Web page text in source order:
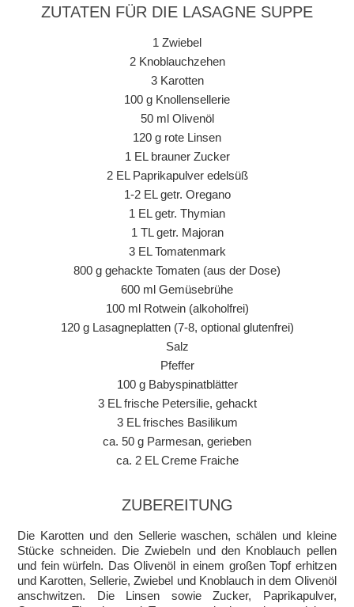
ZUTATEN FÜR DIE LASAGNE SUPPE
1 Zwiebel
2 Knoblauchzehen
3 Karotten
100 g Knollensellerie
50 ml Olivenöl
120 g rote Linsen
1 EL brauner Zucker
2 EL Paprikapulver edelsüß
1-2 EL getr. Oregano
1 EL getr. Thymian
1 TL getr. Majoran
3 EL Tomatenmark
800 g gehackte Tomaten (aus der Dose)
600 ml Gemüsebrühe
100 ml Rotwein (alkoholfrei)
120 g Lasagneplatten (7-8, optional glutenfrei)
Salz
Pfeffer
100 g Babyspinatblätter
3 EL frische Petersilie, gehackt
3 EL frisches Basilikum
ca. 50 g Parmesan, gerieben
ca. 2 EL Creme Fraiche
ZUBEREITUNG
Die Karotten und den Sellerie waschen, schälen und kleine
Stücke schneiden. Die Zwiebeln und den Knoblauch pellen
und fein würfeln. Das Olivenöl in einem großen Topf erhitzen
und Karotten, Sellerie, Zwiebel und Knoblauch in dem Olivenöl
anschwitzen. Die Linsen sowie Zucker, Paprikapulver,